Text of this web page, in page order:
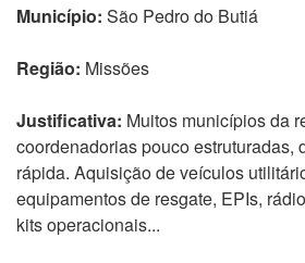
Município: São Pedro do Butiá
Região: Missões
Justificativa: Muitos municípios da
coordenadorias pouco estruturadas,
rápida. Aquisição de veículos
equipamentos de resgate, EPIs,
kits operacionais...